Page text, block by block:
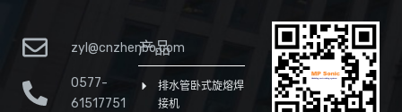
zyl@cnzhenbo.com
0577-
61517751
产品
排水管卧式旋熔焊
接机